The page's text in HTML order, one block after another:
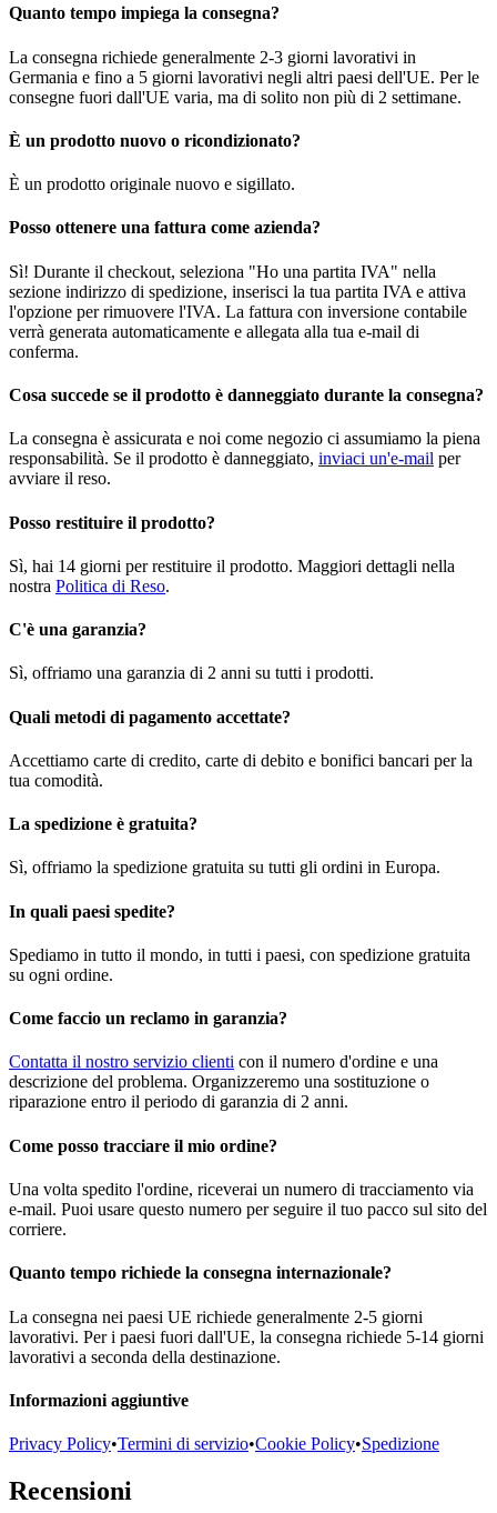
Quanto tempo impiega la consegna?
La consegna richiede generalmente 2-3 giorni lavorativi in
Germania e fino a 5 giorni lavorativi negli altri paesi dell'UE. Per le
consegne fuori dall'UE varia, ma di solito non più di 2 settimane.
È un prodotto nuovo o ricondizionato?
È un prodotto originale nuovo e sigillato.
Posso ottenere una fattura come azienda?
Sì! Durante il checkout, seleziona "Ho una partita IVA" nella
sezione indirizzo di spedizione, inserisci la tua partita IVA e attiva
l'opzione per rimuovere l'IVA. La fattura con inversione contabile
verrà generata automaticamente e allegata alla tua e-mail di
conferma.
Cosa succede se il prodotto è danneggiato durante la consegna?
La consegna è assicurata e noi come negozio ci assumiamo la piena
responsabilità. Se il prodotto è danneggiato, inviaci un'e-mail per
avviare il reso.
Posso restituire il prodotto?
Sì, hai 14 giorni per restituire il prodotto. Maggiori dettagli nella
nostra Politica di Reso.
C'è una garanzia?
Sì, offriamo una garanzia di 2 anni su tutti i prodotti.
Quali metodi di pagamento accettate?
Accettiamo carte di credito, carte di debito e bonifici bancari per la
tua comodità.
La spedizione è gratuita?
Sì, offriamo la spedizione gratuita su tutti gli ordini in Europa.
In quali paesi spedite?
Spediamo in tutto il mondo, in tutti i paesi, con spedizione gratuita
su ogni ordine.
Come faccio un reclamo in garanzia?
Contatta il nostro servizio clienti con il numero d'ordine e una
descrizione del problema. Organizzeremo una sostituzione o
riparazione entro il periodo di garanzia di 2 anni.
Come posso tracciare il mio ordine?
Una volta spedito l'ordine, riceverai un numero di tracciamento via
e-mail. Puoi usare questo numero per seguire il tuo pacco sul sito del
corriere.
Quanto tempo richiede la consegna internazionale?
La consegna nei paesi UE richiede generalmente 2-5 giorni
lavorativi. Per i paesi fuori dall'UE, la consegna richiede 5-14 giorni
lavorativi a seconda della destinazione.
Informazioni aggiuntive
Privacy Policy•Termini di servizio•Cookie Policy•Spedizione
Recensioni